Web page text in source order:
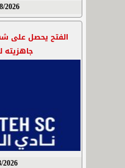
06/08/
الفتح يحصل على
جاهزيته
06/08/